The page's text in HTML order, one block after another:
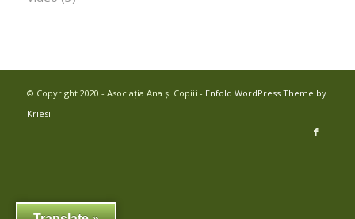
© Copyright 2020 - Asociația Ana și Copiii - Enfold WordPress Theme by
Kriesi